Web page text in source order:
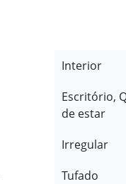
Interior
Escritório,
de estar
Irregular
Tufado